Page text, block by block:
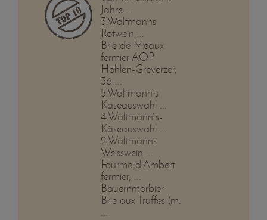
Jahre ...
3.Waltmanns
Rotwein ...
Brie de Meaux
fermier AOP
Höhlen-Greyerzer,
36 ...
5.Waltmann`s
Käseauswahl ...
4.Waltmann`s-
Käseauswahl ...
2.Waltmanns
Weisswein ...
Fourme d'Ambert
fermier, ...
Bauernmorbier
Brie aux Truffes (m.
...